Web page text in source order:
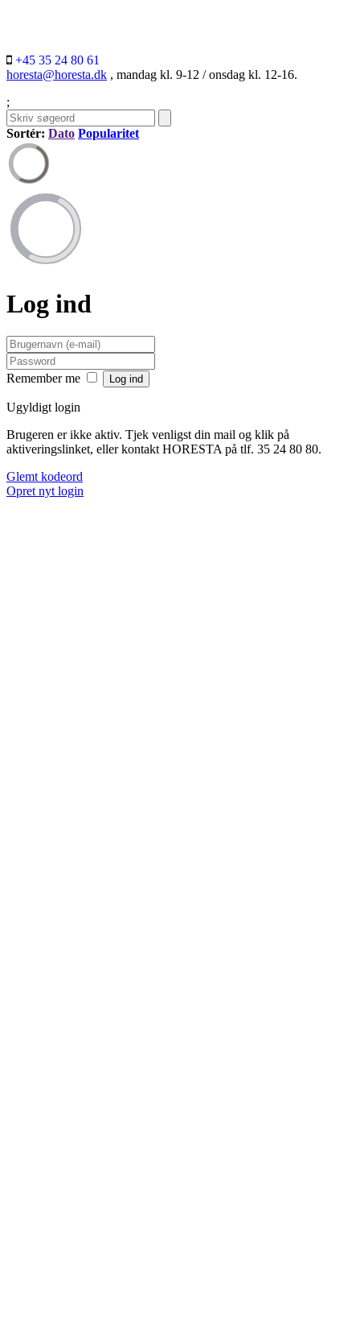
+45 35 24 80 61
horesta@horesta.dk , mandag kl. 9-12 / onsdag kl. 12-16.
;
Sortér: Dato Popularitet
Log ind
Remember me
Ugyldigt login
Brugeren er ikke aktiv. Tjek venligst din mail og klik på
aktiveringslinket, eller kontakt HORESTA på tlf. 35 24 80 80.
Glemt kodeord
Opret nyt login